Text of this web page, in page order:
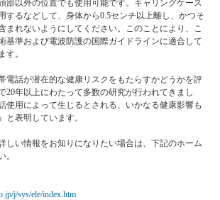
部以外の位置でも使用可能です。キャリングケース
するなどして、身体から0.5センチ以上離し、かつそ
まれないようにしてください。このことにより、こ
基準および電波防護の国際ガイドラインに適合して
す。
電話が潜在的な健康リスクをもたらすかどうかを評
20年以上にわたって多数の研究が行われてきまし
使用によって生じるとされる、いかなる健康影響も
と表明しています。
しい情報をお知りになりたい場合は、下記のホーム
。
j/sys/ele/index.htm